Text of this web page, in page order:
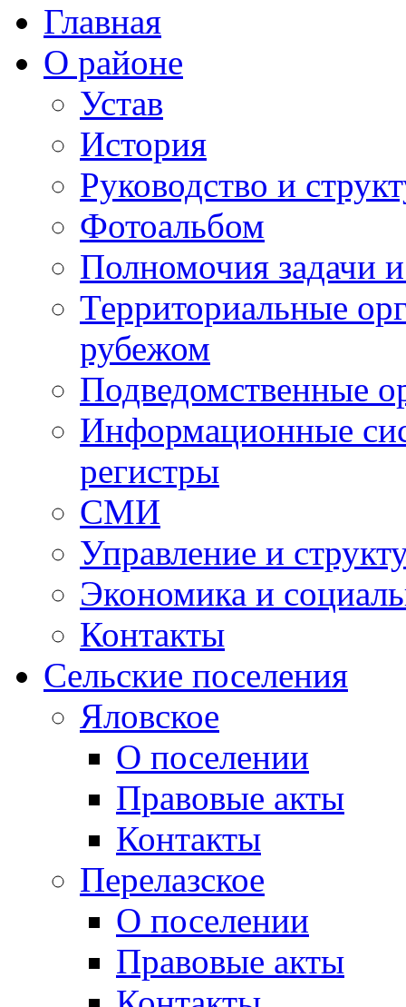
Главная
О районе
Устав
История
Руководство и
Фотоальбом
Полномочия задачи
Территориальные
рубежом
Подведомственные
Информационные
регистры
СМИ
Управление и
Экономика и
Контакты
Сельские поселения
Яловское
О поселении
Правовые акты
Контакты
Перелазское
О поселении
Правовые акты